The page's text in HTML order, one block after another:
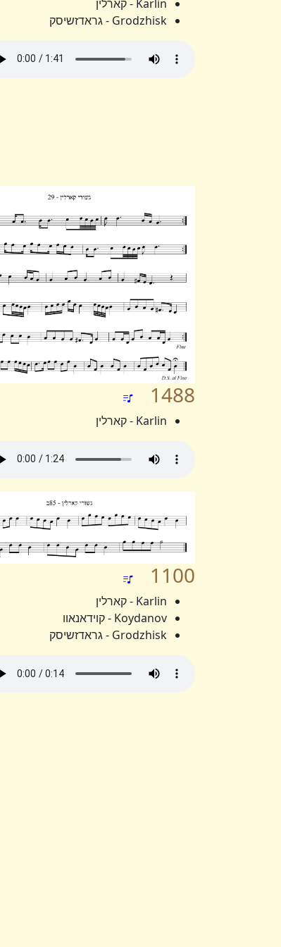
Karlin - קארלין
Grodzhisk - גראדזשיסק
1488
Karlin - קארלין
1100
Karlin - קארלין
Koydanov - קוידאנאוו
Grodzhisk - גראדזשיסק